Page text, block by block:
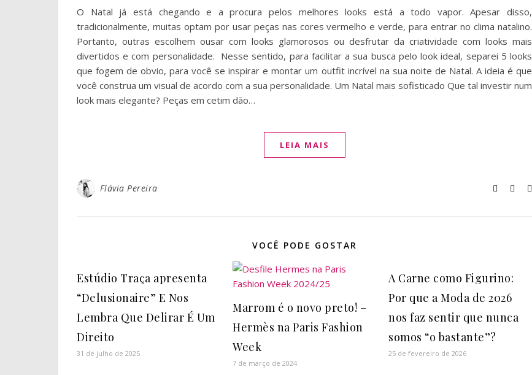
O Natal já está chegando e a procura pelos melhores looks está a todo vapor. Apesar disso,
tradicionalmente, muitas optam por usar peças nas cores vermelho e verde, para entrar no clima natalino.
Portanto, outras escolhem ousar com looks glamorosos ou desfrutar da criatividade com looks mais
divertidos e com personalidade. Nesse sentido, para facilitar a sua busca pelo look ideal, separei 5 looks
que fogem de obvio, para você se inspirar e montar um outfit incrível na sua noite de Natal. A ideia é que
você construa um visual de acordo com a sua personalidade. Um Natal mais sofisticado Que tal investir num
look mais elegante? Peças em cetim dão…
LEIA MAIS
Flávia Pereira
VOCÊ PODE GOSTAR
Estúdio Traça apresenta
“Delusionaire” E Nos
Lembra Que Delirar É Um
Direito
31 de julho de 2025
Marrom é o novo preto! –
Hermès na Paris Fashion
Week
7 de março de 2024
A Carne como Figurino:
Por que a Moda de 2026
nos faz sentir que nunca
somos “o bastante”?
25 de fevereiro de 2026